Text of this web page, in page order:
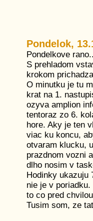
Pondelok,
Pondelkove
S prehladom
krokom
O minutku je tu
krat na 1.
ozyva amplion
tentoraz zo 6.
hore. Aky je ten
viac ku koncu,
otvaram klucku,
prazdnom vozni
dlho nosim v
Hodinky ukazuju
nie je v
to co pred
Tusim som, ze